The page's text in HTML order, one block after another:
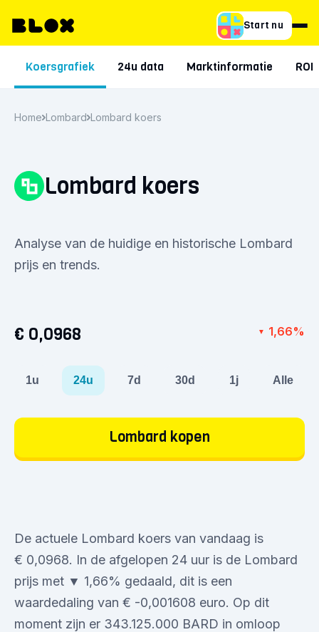
Start nu
Koersgrafiek 24u data Marktinformatie ROI
Home Lombard Lombard koers
Lombard koers
Analyse van de huidige en historische Lombard
prijs en trends.
€ 0,0968 ▼ 1,66%
1u 24u 7d 30d 1j Alle
Lombard kopen
De actuele Lombard koers van vandaag is
€ 0,0968. In de afgelopen 24 uur is de Lombard
prijs met ▼ 1,66% gedaald, dit is een
waardedaling van € -0,001608 euro. Op dit
moment zijn er 343.125.000 BARD in omloop